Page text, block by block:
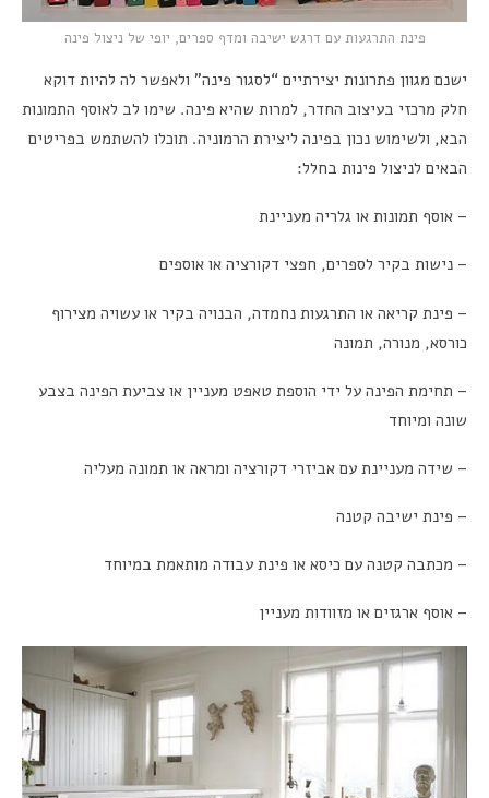
פינת התרגעות עם דרגש ישיבה ומדף ספרים, יופי של ניצול פינה
ישנם מגוון פתרונות יצירתיים “לסגור פינה” ולאפשר לה להיות דוקא
חלק מרכזי בעיצוב החדר, למרות שהיא פינה. שימו לב לאוסף התמונות
הבא, ולשימוש נכון בפינה ליצירת הרמוניה. תוכלו להשתמש בפריטים
הבאים לניצול פינות בחלל:
– אוסף תמונות או גלריה מעניינת
– נישות בקיר לספרים, חפצי דקורציה או אוספים
– פינת קריאה או התרגעות נחמדה, הבנויה בקיר או עשויה מצירוף
כורסא, מנורה, תמונה
– תחימת הפינה על ידי הוספת טאפט מעניין או צביעת הפינה בצבע
שונה ומיוחד
– שידה מעניינת עם אביזרי דקורציה ומראה או תמונה מעליה
– פינת ישיבה קטנה
– מכתבה קטנה עם כיסא או פינת עבודה מותאמת במיוחד
– אוסף ארגזים או מזוודות מעניין